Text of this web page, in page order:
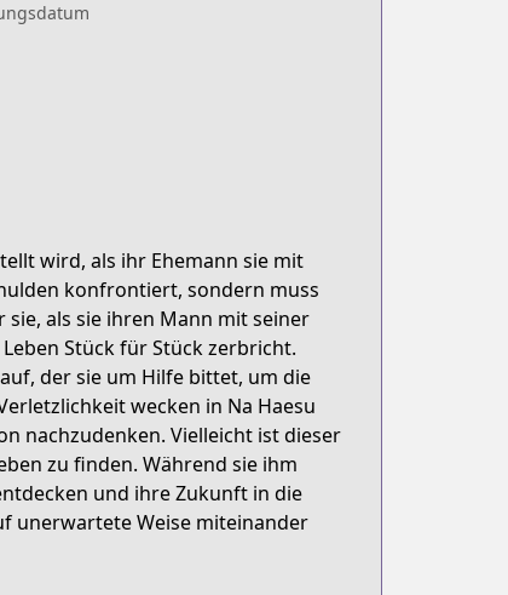
wird, als ihr Ehemann sie mit
konfrontiert, sondern muss
als sie ihren Mann mit seiner
Stück für Stück zerbricht.
der sie um Hilfe bittet, um die
wecken in Na Haesu
nachzudenken. Vielleicht ist dieser
zu finden. Während sie ihm
und ihre Zukunft in die
unerwartete Weise miteinander